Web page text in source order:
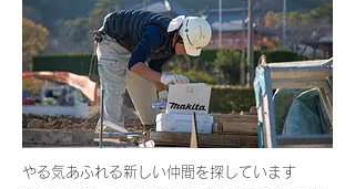
やる気あふれる新しい仲間を探しています